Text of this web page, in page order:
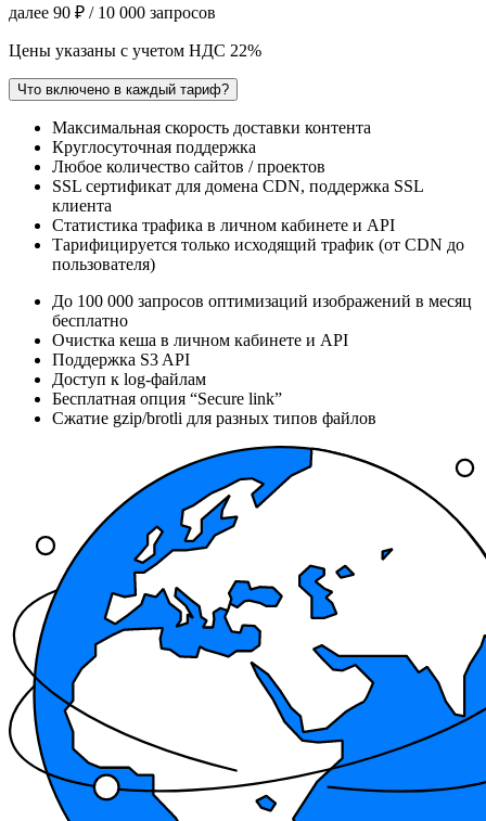
далее 90 ₽ / 10 000 запросов
Цены указаны с учетом НДС 22%
Что включено в каждый тариф?
Максимальная скорость доставки контента
Круглосуточная поддержка
Любое количество сайтов / проектов
SSL сертификат для домена CDN, поддержка SSL
клиента
Статистика трафика в личном кабинете и API
Тарифицируется только исходящий трафик (от CDN до
пользователя)
До 100 000 запросов оптимизаций изображений в месяц
бесплатно
Очистка кеша в личном кабинете и API
Поддержка S3 API
Доступ к log-файлам
Бесплатная опция “Secure link”
Сжатие gzip/brotli для разных типов файлов